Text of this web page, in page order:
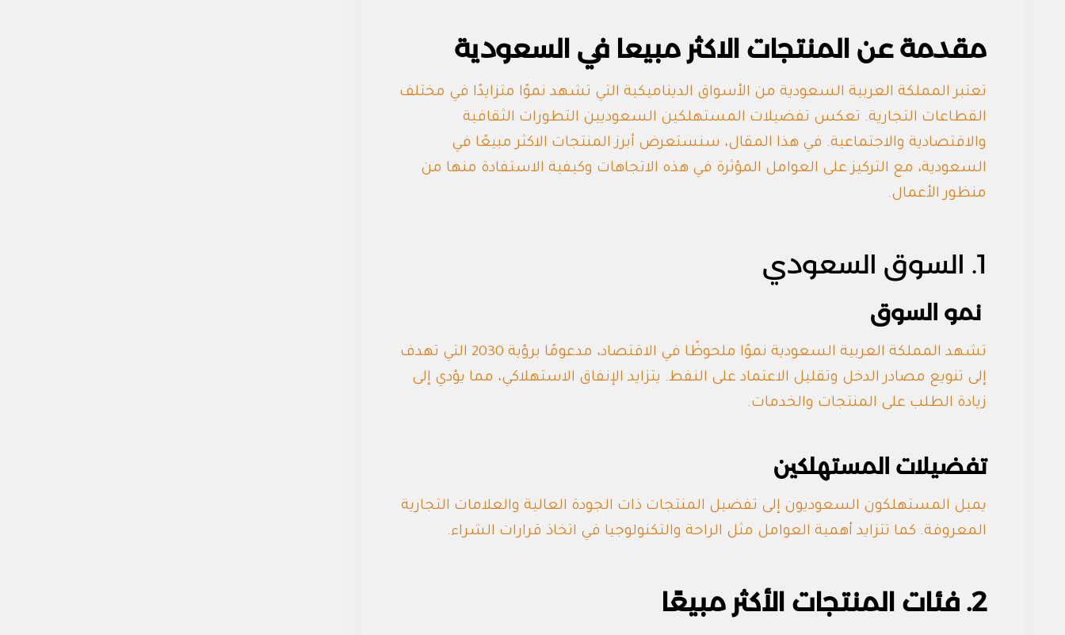
مقدمة عن المنتجات الاكثر مبيعا في السعودية
تعتبر المملكة العربية السعودية من الأسواق الديناميكية التي تشهد نموًا متزايدًا في مختلف
القطاعات التجارية. تعكس تفضيلات المستهلكين السعوديين التطورات الثقافية
والاقتصادية والاجتماعية. في هذا المقال، سنستعرض أبرز المنتجات الاكثر مبيعًا في
السعودية، مع التركيز على العوامل المؤثرة في هذه الاتجاهات وكيفية الاستفادة منها من
منظور الأعمال.
1. السوق السعودي
نمو السوق
تشهد المملكة العربية السعودية نموًا ملحوظًا في الاقتصاد، مدعومًا برؤية 2030 التي تهدف
إلى تنويع مصادر الدخل وتقليل الاعتماد على النفط. يتزايد الإنفاق الاستهلاكي، مما يؤدي إلى
زيادة الطلب على المنتجات والخدمات.
تفضيلات المستهلكين
يميل المستهلكون السعوديون إلى تفضيل المنتجات ذات الجودة العالية والعلامات التجارية
المعروفة. كما تتزايد أهمية العوامل مثل الراحة والتكنولوجيا في اتخاذ قرارات الشراء.
2. فئات المنتجات الأكثر مبيعًا